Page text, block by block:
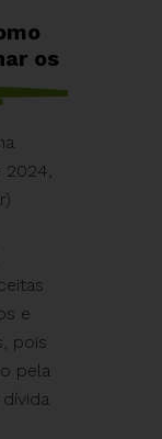
os
2024,
e
pois
pela